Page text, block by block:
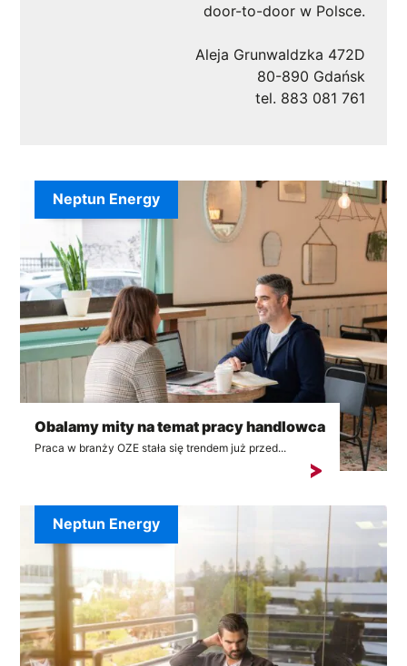
door-to-door w Polsce.
Aleja Grunwaldzka 472D
80-890 Gdańsk
tel. 883 081 761
Obalamy mity na temat pracy handlowca
Praca w branży OZE stała się trendem już przed...
Neptun Energy
Neptun Energy